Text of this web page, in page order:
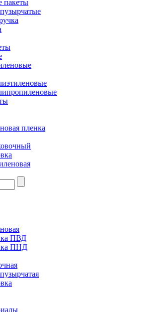
пакеты
пленка
ПВД
ПНД